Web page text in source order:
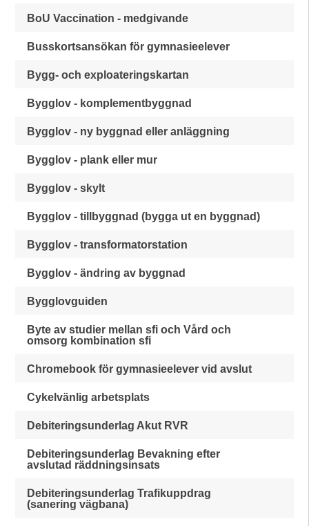
BoU Vaccination - medgivande
Busskortsansökan för gymnasieelever
Bygg- och exploateringskartan
Bygglov - komplementbyggnad
Bygglov - ny byggnad eller anläggning
Bygglov - plank eller mur
Bygglov - skylt
Bygglov - tillbyggnad (bygga ut en byggnad)
Bygglov - transformatorstation
Bygglov - ändring av byggnad
Bygglovguiden
Byte av studier mellan sfi och Vård och
omsorg kombination sfi
Chromebook för gymnasieelever vid avslut
Cykelvänlig arbetsplats
Debiteringsunderlag Akut RVR
Debiteringsunderlag Bevakning efter
avslutad räddningsinsats
Debiteringsunderlag Trafikuppdrag
(sanering vägbana)